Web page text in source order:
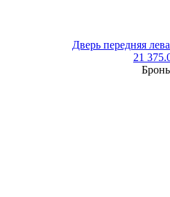
Дверь передняя
21
Бронь